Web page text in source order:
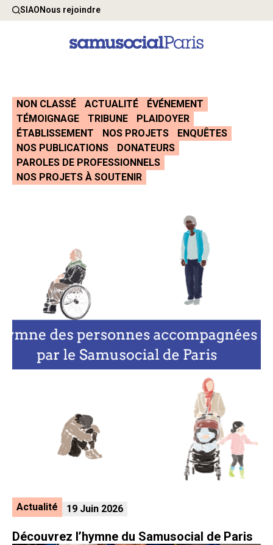
SIAONous rejoindre
NON CLASSÉ ACTUALITÉ
ÉVÉNEMENT
TÉMOIGNAGE
TRIBUNE
PLAIDOYER
ÉTABLISSEMENT
NOS PROJETS
ENQUÊTES
NOS PUBLICATIONS
DONATEURS
PAROLES DE PROFESSIONNELS
NOS PROJETS À SOUTENIR
Actualité 19 Juin 2026
Découvrez l’hymne du Samusocial de Paris